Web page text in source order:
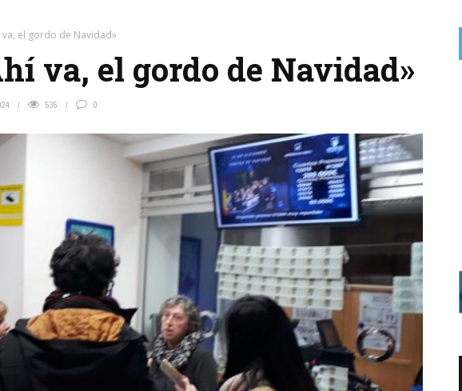
el gordo de Navidad»
va, el gordo de Navidad»
535 0